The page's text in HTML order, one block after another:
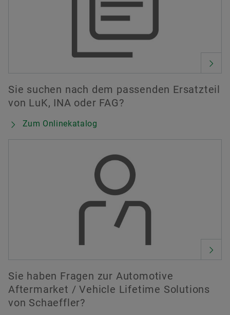
Sie suchen nach dem passenden Ersatzteil
von LuK, INA oder FAG?
Zum Onlinekatalog
Sie haben Fragen zur Automotive
Aftermarket / Vehicle Lifetime Solutions
von Schaeffler?